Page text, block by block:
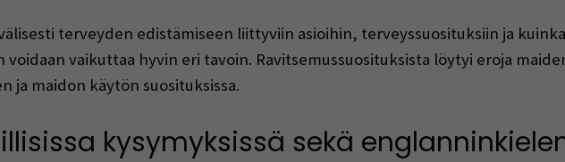
terveyden edistämiseen liittyviin asioihin, terveyssuosituksiin ja
vaikuttaa hyvin eri tavoin. Ravitsemussuosituksista löytyi eroja
ja maidon käytön suosituksissa.
kysymyksissä sekä